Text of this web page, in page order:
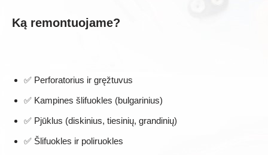
Ką remontuojame?
✅ Perforatorius ir gręžtuvus
✅ Kampines šlifuokles (bulgarinius)
✅ Pjūklus (diskinius, tiesinių, grandinių)
✅ Šlifuokles ir poliruokles